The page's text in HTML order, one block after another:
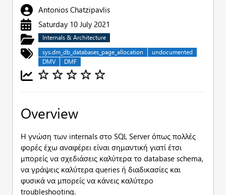
Antonios Chatzipavlis
Saturday 10 July 2021
Internals & Architecture
sys.dm_db_databases_page_allocation
undocumented
DMV
DMF
Overview
Η γνώση των internals στο SQL Server όπως πολλές
φορές έχω αναφέρει είναι σημαντική γιατί έτσι
μπορείς να σχεδιάσεις καλύτερα το database schema,
να γράψεις καλύτερα queries ή διαδικασίες και
φυσικά να μπορείς να κάνεις καλύτερο
troubleshooting.